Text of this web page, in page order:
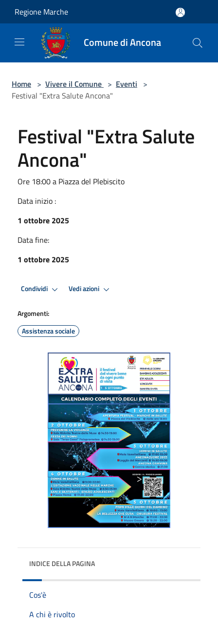
Regione Marche
Comune di Ancona
Home > Vivere il Comune > Eventi >
Festival "Extra Salute Ancona"
Festival "Extra Salute
Ancona"
Ore 18:00 a Piazza del Plebiscito
Data inizio :
1 ottobre 2025
Data fine:
1 ottobre 2025
Condividi Vedi azioni
Argomenti:
Assistenza sociale
INDICE DELLA PAGINA
Cos'è
A chi è rivolto